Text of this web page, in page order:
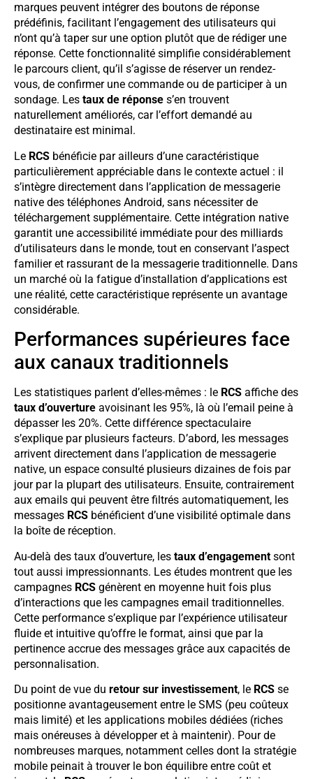
marques peuvent intégrer des boutons de réponse
prédéfinis, facilitant l’engagement des utilisateurs qui
n’ont qu’à taper sur une option plutôt que de rédiger une
réponse. Cette fonctionnalité simplifie considérablement
le parcours client, qu’il s’agisse de réserver un rendez-
vous, de confirmer une commande ou de participer à un
sondage. Les taux de réponse s’en trouvent
naturellement améliorés, car l’effort demandé au
destinataire est minimal.
Le RCS bénéficie par ailleurs d’une caractéristique
particulièrement appréciable dans le contexte actuel : il
s’intègre directement dans l’application de messagerie
native des téléphones Android, sans nécessiter de
téléchargement supplémentaire. Cette intégration native
garantit une accessibilité immédiate pour des milliards
d’utilisateurs dans le monde, tout en conservant l’aspect
familier et rassurant de la messagerie traditionnelle. Dans
un marché où la fatigue d’installation d’applications est
une réalité, cette caractéristique représente un avantage
considérable.
Performances supérieures face
aux canaux traditionnels
Les statistiques parlent d’elles-mêmes : le RCS affiche des
taux d’ouverture avoisinant les 95%, là où l’email peine à
dépasser les 20%. Cette différence spectaculaire
s’explique par plusieurs facteurs. D’abord, les messages
arrivent directement dans l’application de messagerie
native, un espace consulté plusieurs dizaines de fois par
jour par la plupart des utilisateurs. Ensuite, contrairement
aux emails qui peuvent être filtrés automatiquement, les
messages RCS bénéficient d’une visibilité optimale dans
la boîte de réception.
Au-delà des taux d’ouverture, les taux d’engagement sont
tout aussi impressionnants. Les études montrent que les
campagnes RCS génèrent en moyenne huit fois plus
d’interactions que les campagnes email traditionnelles.
Cette performance s’explique par l’expérience utilisateur
fluide et intuitive qu’offre le format, ainsi que par la
pertinence accrue des messages grâce aux capacités de
personnalisation.
Du point de vue du retour sur investissement, le RCS se
positionne avantageusement entre le SMS (peu coûteux
mais limité) et les applications mobiles dédiées (riches
mais onéreuses à développer et à maintenir). Pour de
nombreuses marques, notamment celles dont la stratégie
mobile peinait à trouver le bon équilibre entre coût et